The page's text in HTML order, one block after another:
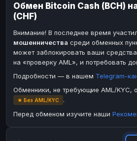
Ether Classic ETC
Solana
XRP
Ripple
Paxum USD
Perfect Money
Payoneer USD
Paxum
PayPal
Обмен Bitcoin Cash (BCH)
(CHF)
Внимание! В последнее время
мошенничества среди обменных
может заблокировать ваши
на «проверку AML», и потребовать
Подробности — в нашем Telegram-
Обменники, не требующие AML/KYC,
★ Без AML/KYC
.
Перед обменом изучите наши